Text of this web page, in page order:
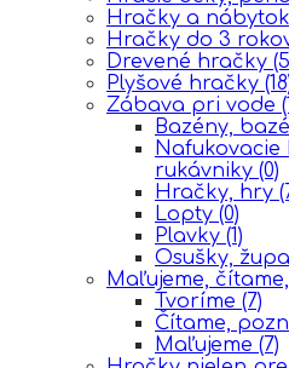
Hračky a
Hračky do 3
Drevené hračky
Plyšové hračky
Zábava pri vode
Bazény,
Nafukovacie
rukávniky (0)
Hračky, hry
Lopty (0)
Plavky (1)
Osušky,
Maľujeme,
Tvoríme (7)
Čítame,
Maľujeme (7)